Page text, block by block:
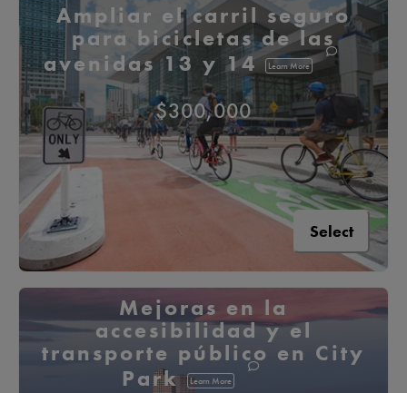
Ampliar el carril seguro
para bicicletas de las
avenidas 13 y 14 Learn More
$300,000
Select
Mejoras en la
accesibilidad y el
transporte público en City
Park Learn More